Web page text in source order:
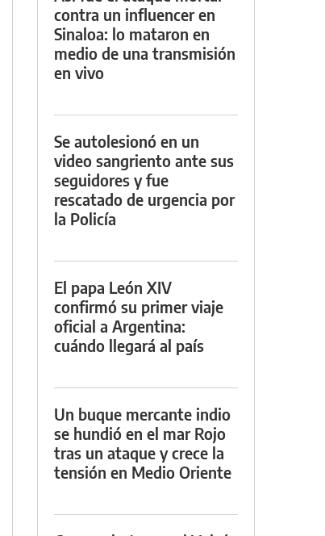
contra un influencer en
Sinaloa: lo mataron en
medio de una transmisión
en vivo
Se autolesionó en un
video sangriento ante sus
seguidores y fue
rescatado de urgencia por
la Policía
El papa León XIV
confirmó su primer viaje
oficial a Argentina:
cuándo llegará al país
Un buque mercante indio
se hundió en el mar Rojo
tras un ataque y crece la
tensión en Medio Oriente